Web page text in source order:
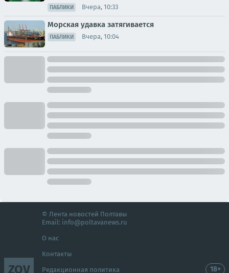
ПАБЛИКИ Вчера, 10:33
Морская удавка затягивается
ПАБЛИКИ Вчера, 10:04
ZOV
© Лента новостей Полтавы
Email: info@poltavanews.ru
О нас
Контакты
Редакционная политика 18+